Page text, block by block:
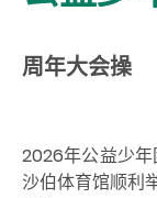
周年大会操
2026年公益少
沙伯体育馆顺利